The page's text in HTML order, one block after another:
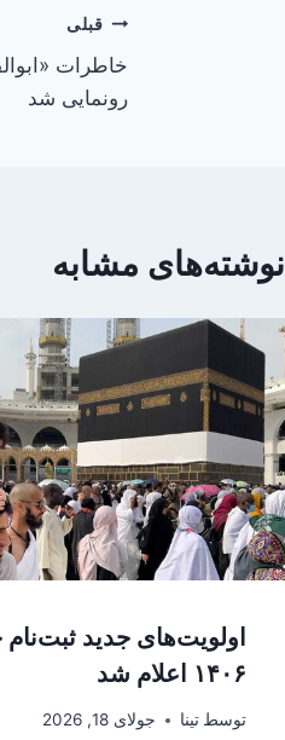
راهبری
نوشته
قبلی
خاطرات
رونمایی شد
نوشته‌های مشابه
اولویت‌های جدید
۱۴۰۶ اعلام شد
توسط تینا جولای 18, 2026